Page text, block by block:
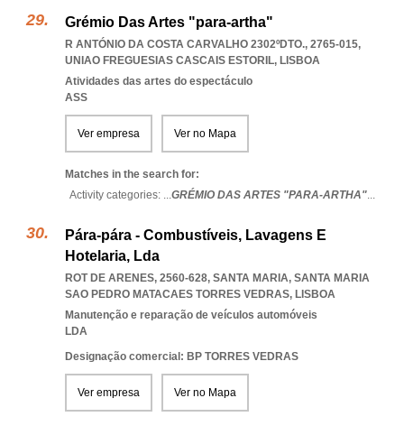
Grémio Das Artes "para-artha"
R ANTÓNIO DA COSTA CARVALHO 2302ºDTO., 2765-015,
UNIAO FREGUESIAS CASCAIS ESTORIL, LISBOA
Atividades das artes do espectáculo
ASS
Ver empresa Ver no Mapa
Matches in the search for:
Activity categories: ...GRÉMIO DAS ARTES "PARA-ARTHA"...
Pára-pára - Combustíveis, Lavagens E
Hotelaria, Lda
ROT DE ARENES, 2560-628, SANTA MARIA, SANTA MARIA
SAO PEDRO MATACAES TORRES VEDRAS, LISBOA
Manutenção e reparação de veículos automóveis
LDA
Designação comercial: BP TORRES VEDRAS
Ver empresa Ver no Mapa